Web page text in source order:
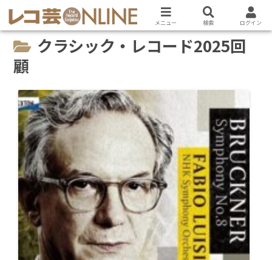
クラシック・レコード2025回
顧
メニュー 検索 ログイン